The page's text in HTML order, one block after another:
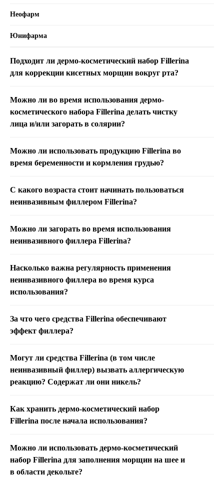
Неофарм
Юнифарма
Подходит ли дермо-косметический набор Fillerina
для коррекции кисетных морщин вокруг рта?
Можно ли во время использования дермо-
косметического набора Fillerina делать чистку
лица и/или загорать в солярии?
Можно ли использовать продукцию Fillerina во
время беременности и кормления грудью?
С какого возраста стоит начинать пользоваться
неинвазивным филлером Fillerina?
Можно ли загорать во время использования
неинвазивного филлера Fillerina?
Насколько важна регулярность применения
неинвазивного филлера во время курса
использования?
За что чего средства Fillerina обеспечивают
эффект филлера?
Могут ли средства Fillerina (в том числе
неинвазивный филлер) вызвать аллергическую
реакцию? Содержат ли они никель?
Как хранить дермо-косметический набор
Fillerina после начала использования?
Можно ли использовать дермо-косметический
набор Fillerina для заполнения морщин на шее и
в области декольте?